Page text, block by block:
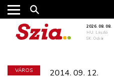
2026. 08. 08.
HU: László
SK: Oskár
VÁROS 2014. 09. 12.